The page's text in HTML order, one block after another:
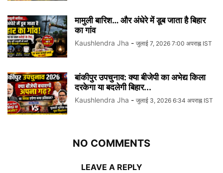
मामुली बारिश… और अंधेरे में डूब जाता है बिहार
का गांव
Kaushlendra Jha - जुलाई 7, 2026 7:00 अपराह्न IST
बांकीपुर उपचुनाव: क्या बीजेपी का अभेद्य किला
दरकेगा या बदलेगी बिहार...
Kaushlendra Jha - जुलाई 3, 2026 6:34 अपराह्न IST
NO COMMENTS
LEAVE A REPLY